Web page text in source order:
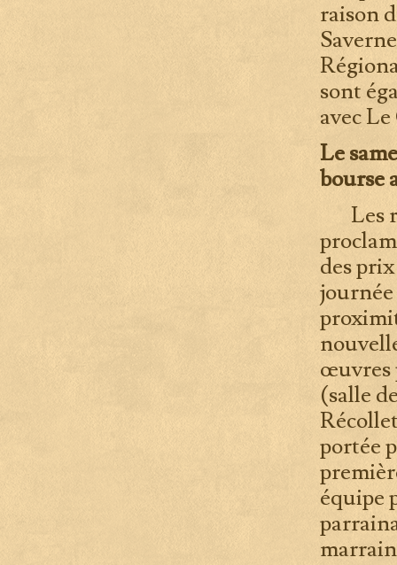
raison
sont
avec
Le
bourse
Les
des
œuvres
(salle
portée
équipe